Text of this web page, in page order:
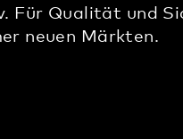
Für Qualität und
neuen Märkten.